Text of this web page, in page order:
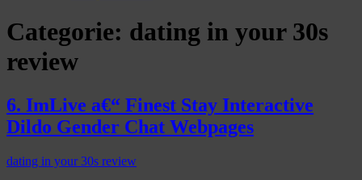
Categorie: dating in your 30s
review
6. ImLive a€“ Finest Stay Interactive
Dildo Gender Chat Webpages
dating in your 30s review